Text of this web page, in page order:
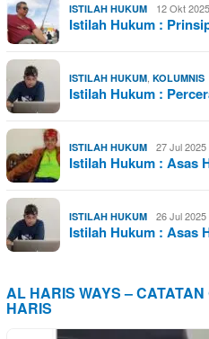
ISTILAH HUKUM 12 Okt
Istilah Hukum :
ISTILAH HUKUM KOLUMNIS
Istilah Hukum :
ISTILAH HUKUM 27 Jul
Istilah Hukum : Asas
ISTILAH HUKUM 26 Jul
Istilah Hukum : Asas
AL HARIS WAYS –
HARIS